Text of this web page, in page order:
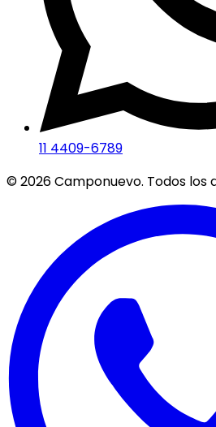
11 4409-6789
©2026Camponuevo. Todos los